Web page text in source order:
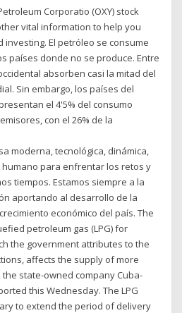
Corporatio (OXY) stock
vital information to help you
El petróleo se consume
países donde no se produce. Entre
absorben casi la mitad del
Sin embargo, los países del
el 4'5% del consumo
con el 26% de la
moderna, tecnológica, dinámica,
para enfrentar los retos y
tiempos. Estamos siempre a la
aportando al desarrollo de la
económico del país. The
petroleum gas (LPG) for
the government attributes to the
affects the supply of more
state-owned company Cuba-
this Wednesday. The LPG
to extend the period of delivery